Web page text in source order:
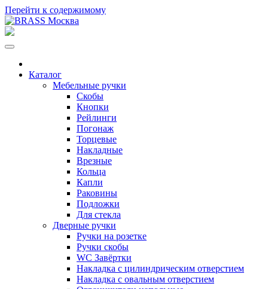
Перейти к содержимому
Каталог
Мебельные ручки
Скобы
Кнопки
Рейлинги
Погонаж
Торцевые
Накладные
Врезные
Кольца
Капли
Раковины
Подложки
Для стекла
Дверные ручки
Ручки на розетке
Ручки скобы
WC Завёртки
Накладка с цилиндрическим отверстием
Накладка с овальным отверстием